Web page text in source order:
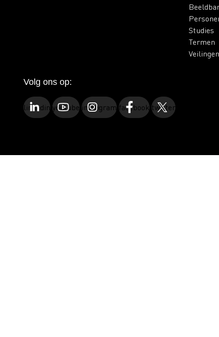
Studies
Termen
Veilingen
Volg ons op:
linkedinyoutubeinstagramfacebooktwitter